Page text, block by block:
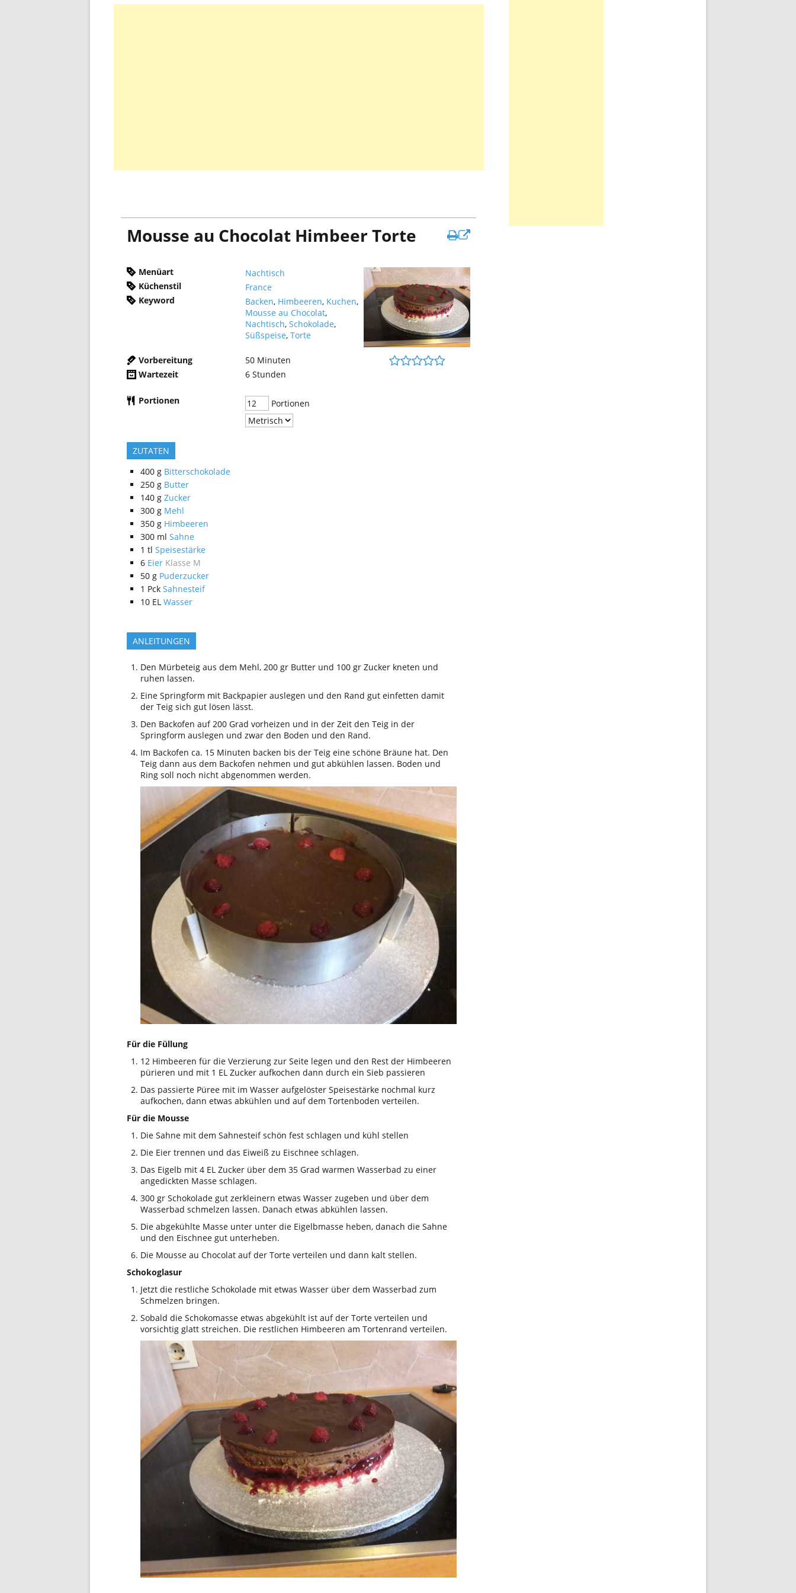
Mousse au Chocolat Himbeer Torte
Menüart
Nachtisch
Küchenstil
France
Keyword
Backen, Himbeeren, Kuchen,
Mousse au Chocolat,
Nachtisch,Schokolade,
Süßspeise,Torte
Vorbereitung 50 Minuten
Wartezeit
6 Stunden
Portionen Portionen
ZUTATEN
400 g Bitterschokolade
250 g Butter
140 g Zucker
300 g Mehl
350 g Himbeeren
300 ml Sahne
1 tl Speisestärke
6 Eier Klasse M
50 g Puderzucker
1 Pck Sahnesteif
10 EL Wasser
ANLEITUNGEN
Den Mürbeteig aus dem Mehl, 200 gr Butter und 100 gr Zucker kneten und
ruhen lassen.
Eine Springform mit Backpapier auslegen und den Rand gut einfetten damit
der Teig sich gut lösen lässt.
Den Backofen auf 200 Grad vorheizen und in der Zeit den Teig in der
Springform auslegen und zwar den Boden und den Rand.
Im Backofen ca. 15 Minuten backen bis der Teig eine schöne Bräune hat. Den
Teig dann aus dem Backofen nehmen und gut abkühlen lassen. Boden und
Ring soll noch nicht abgenommen werden.
Für die Füllung
12 Himbeeren für die Verzierung zur Seite legen und den Rest der Himbeeren
pürieren und mit 1 EL Zucker aufkochen dann durch ein Sieb passieren
Das passierte Püree mit im Wasser aufgelöster Speisestärke nochmal kurz
aufkochen, dann etwas abkühlen und auf dem Tortenboden verteilen.
Für die Mousse
Die Sahne mit dem Sahnesteif schön fest schlagen und kühl stellen
Die Eier trennen und das Eiweiß zu Eischnee schlagen.
Das Eigelb mit 4 EL Zucker über dem 35 Grad warmen Wasserbad zu einer
angedickten Masse schlagen.
300 gr Schokolade gut zerkleinern etwas Wasser zugeben und über dem
Wasserbad schmelzen lassen. Danach etwas abkühlen lassen.
Die abgekühlte Masse unter unter die Eigelbmasse heben, danach die Sahne
und den Eischnee gut unterheben.
Die Mousse au Chocolat auf der Torte verteilen und dann kalt stellen.
Schokoglasur
Jetzt die restliche Schokolade mit etwas Wasser über dem Wasserbad zum
Schmelzen bringen.
Sobald die Schokomasse etwas abgekühlt ist auf der Torte verteilen und
vorsichtig glatt streichen. Die restlichen Himbeeren am Tortenrand verteilen.